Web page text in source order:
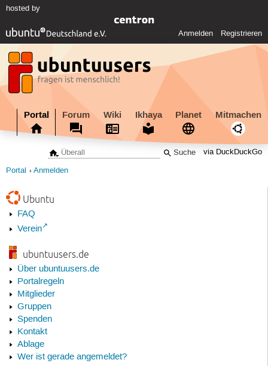
hosted by
Anmelden Registrieren
Portal Forum Wiki Ikhaya Planet Mitmachen
via DuckDuckGo
Portal Anmelden
Ubuntu
FAQ
Verein
ubuntuusers.de
Über ubuntuusers.de
Portalregeln
Mitglieder
Gruppen
Spenden
Kontakt
Ablage
Wer ist gerade angemeldet?